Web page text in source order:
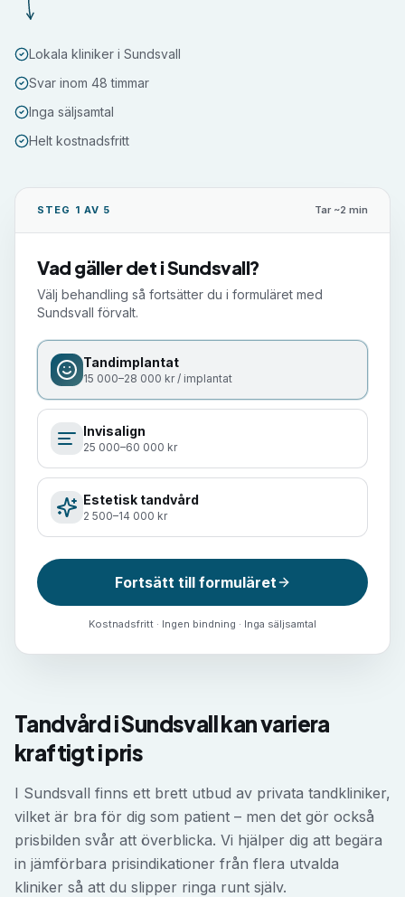
Lokala kliniker i Sundsvall
Svar inom 48 timmar
Inga säljsamtal
Helt kostnadsfritt
STEG 1 AV 5 Tar ~2 min
Vad gäller det iSundsvall?
Välj behandling så fortsätter du i formuläret med
Sundsvall förvalt.
Tandimplantat
15 000–28 000 kr / implantat
Invisalign
25 000–60 000 kr
Estetisk tandvård
2 500–14 000 kr
Fortsätt till formuläret
Kostnadsfritt · Ingen bindning · Inga säljsamtal
Tandvård i Sundsvall kan variera
kraftigt i pris
I Sundsvall finns ett brett utbud av privata tandkliniker,
vilket är bra för dig som patient – men det gör också
prisbilden svår att överblicka. Vi hjälper dig att begära
in jämförbara prisindikationer från flera utvalda
kliniker så att du slipper ringa runt själv.